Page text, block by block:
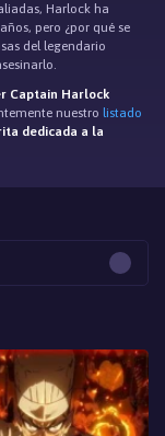
Harlock ha
pero ¿por qué se
del legendario
Captain Harlock
nuestro listado
dedicada a la